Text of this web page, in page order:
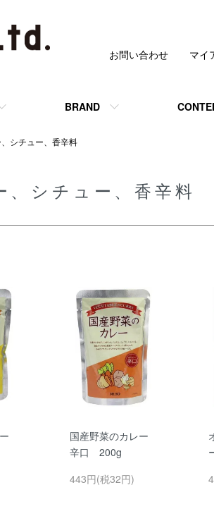
BRAND
お問い合わせ マイ
シチュー、香辛料
、シチュー、香辛料
国産野菜のカレー
辛口 200g
443円(税32円)